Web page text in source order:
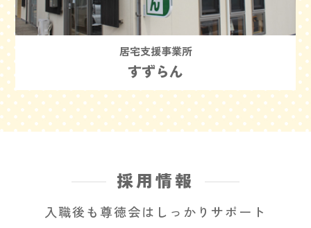
居宅支援事業所
すずらん
採用情報
入職後も尊徳会はしっかりサポート